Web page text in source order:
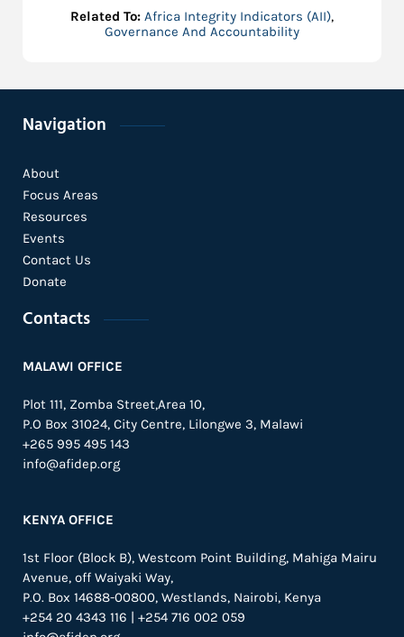
Related To: Africa Integrity Indicators (AII),
Governance And Accountability
Navigation
About
Focus Areas
Resources
Events
Contact Us
Donate
Contacts
MALAWI OFFICE
Plot 111, Zomba Street,Area 10,
P.O Box 31024, City Centre, Lilongwe 3, Malawi
+265 995 495 143
info@afidep.org
KENYA OFFICE
1st Floor (Block B), Westcom Point Building, Mahiga Mairu
Avenue, off Waiyaki Way,
P.O. Box 14688-00800, Westlands, Nairobi, Kenya
+254 20 4343 116 | +254 716 002 059